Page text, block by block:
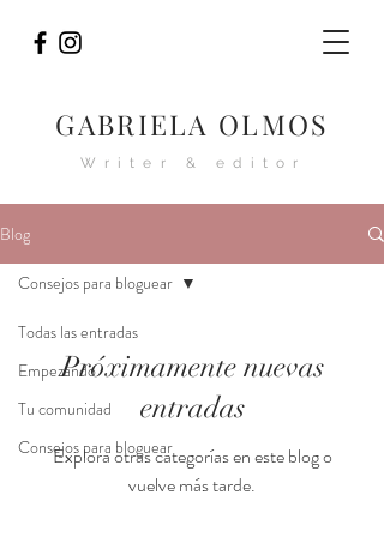
GABRIELA OLMOS
Writer & editor
Blog
Todas las entradas
Empezando
Tu comunidad
Consejos para bloguear
Consejos para bloguear
Próximamente nuevas
entradas
Explora otras categorías en este blog o
vuelve más tarde.